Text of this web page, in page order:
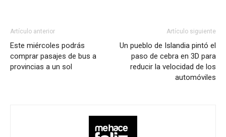
Artículo anterior
Este miércoles podrás
comprar pasajes de bus a
provincias a un sol
Artículo siguiente
Un pueblo de Islandia pintó el
paso de cebra en 3D para
reducir la velocidad de los
automóviles